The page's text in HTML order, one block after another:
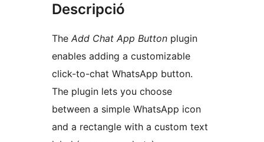
Descripció
The Add Chat App Button plugin
enables adding a customizable
click-to-chat WhatsApp button.
The plugin lets you choose
between a simple WhatsApp icon
and a rectangle with a custom text